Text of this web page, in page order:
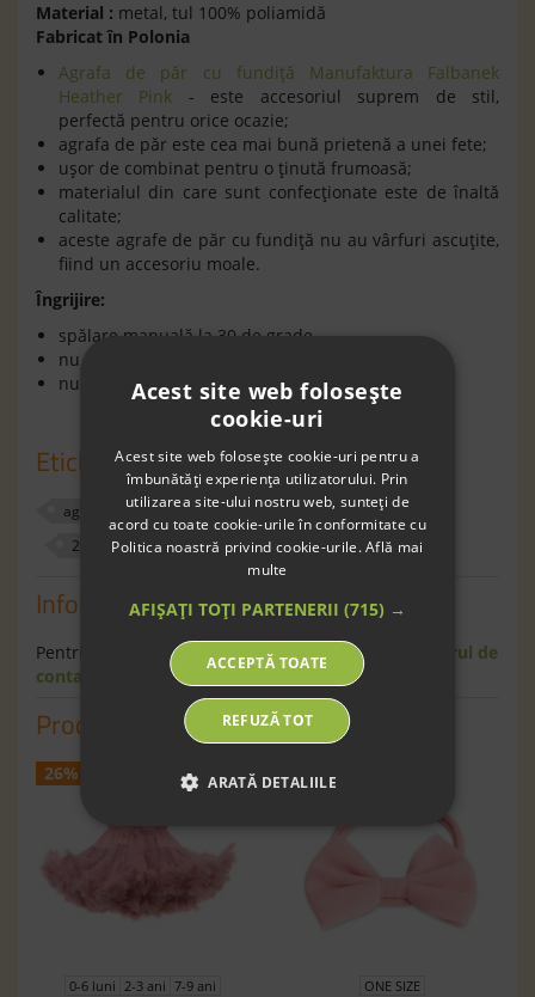
Material : metal, tul 100% poliamidă
Fabricat în Polonia
Agrafa de păr cu fundiță Manufaktura Falbanek
Heather Pink - este accesoriul suprem de stil,
perfectă pentru orice ocazie;
agrafa de păr este cea mai bună prietenă a unei fete;
uşor de combinat pentru o ţinută frumoasă;
materialul din care sunt confecţionate este de înaltă
calitate;
aceste agrafe de păr cu fundiţă nu au vârfuri ascuţite,
fiind un accesoriu moale.
Îngrijire:
spălare manuală la 30 de grade
nu se usucă în uscator de rufe
nu se curăţă chimic
Etichete
agrafa de par fucsia
Manufaktura Falbanek
290028
Informaţii
Pentru informaţii suplimentare scrie-ne pe
formularul de
contact
Produse similare
26%
0-6 luni 2-3 ani 7-9 ani
43%
ONE SIZE
Acest site web folosește
cookie-uri
Acest site web folosește cookie-uri pentru a
îmbunătăți experiența utilizatorului. Prin
utilizarea site-ului nostru web, sunteți de
acord cu toate cookie-urile în conformitate cu
Politica noastră privind cookie-urile.Află mai
multe
AFIȘAȚI TOȚI PARTENERII (715) →
ACCEPTĂ TOATE
REFUZĂ TOT
ARATĂ DETALIILE